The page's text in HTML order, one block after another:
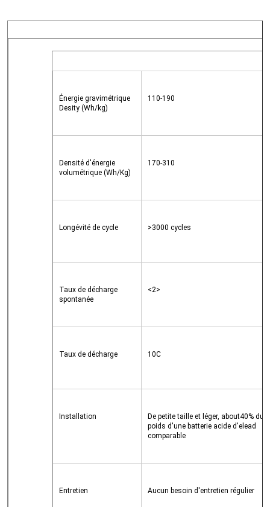
Énergie gravimétrique
Desity (Wh/kg)
110-190
Densité d'énergie
volumétrique (Wh/Kg)
170-310
Longévité de cycle >3000 cycles
Taux de décharge
spontanée
<2>
Taux de décharge 10C
Installation
De petite taille et léger, about40% du
poids d'une batterie acide d'elead
comparable
Entretien Aucun besoin d'entretien régulier